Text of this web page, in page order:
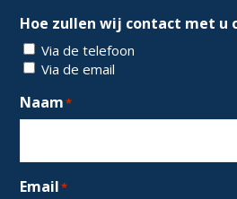
Hoe zullen wij contact met u
Via de telefoon
Via de email
Naam*
Email*